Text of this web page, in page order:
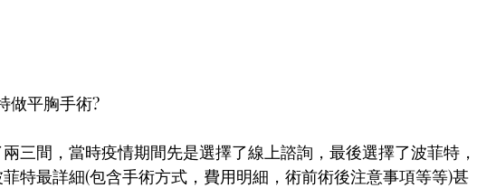
做平胸手術?
三間，當時疫情期間先是選擇了線上諮詢，最後選擇了波菲特，
特最詳細(包含手術方式，費用明細，術前術後注意事項等等)甚